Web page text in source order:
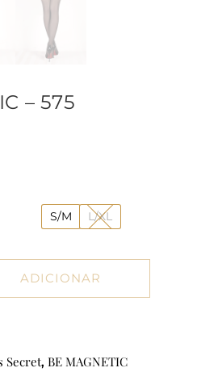
– 575
S/M L/XL
ADICIONAR
Secret,BE MAGNETIC